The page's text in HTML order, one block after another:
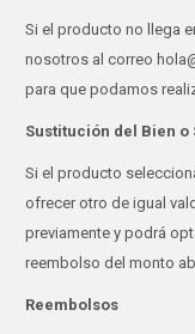
Si el producto no llega
nosotros al correo
para que podamos
Sustitución del Bien o
Si el producto
ofrecer otro de igual
previamente y podrá
reembolso del monto
Reembolsos